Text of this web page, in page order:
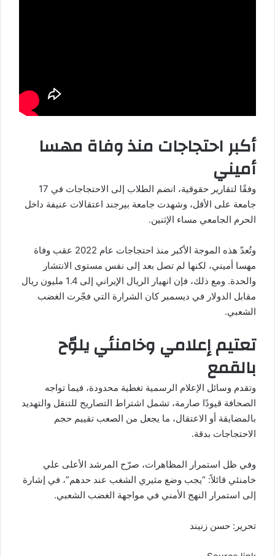
أكبر احتجاجات منذ وفاة مهسا
أميني
وفقًا لتقارير حقوقية، انضم الطلاب إلى الاحتجاجات
جامعة على الأقل، وشهدت جامعة بيرجند اعتقالات عنيفة داخل
الحرم الجامعي مساء الإثنين.
وتُعدّ هذه الموجة
الأكبر منذ احتجاجات عام 2022 عقب وفاة
مهسا أميني، لكنها لم تصل بعد إلى نفس مستوى الانتشار
والحدة. ومع ذلك، فإن انهيار الريال الإيراني إلى 1.4 مليون ريال
مقابل الدولار في ديسمبر كان الشرارة التي فجّرت الغضب
الشعبي.
تعتيم إعلامي وخامنئي يلوّح
بالقمع
وتقدم وسائل الإعلام الرسمية تغطية محدودة، فيما تواجه
الصحافة قيودًا صارمة، تشمل اشتراط التصاريح للتنقل والتهديد
بالمضايقة أو الاعتقال، ما يجعل من الصعب تقييم حجم
الاحتجاجات بدقة.
وفي ظل استمرار المظاهرات، صرّح المرشد الأعلى علي
خامنئي قائلاً: “يجب وضع مثيري الشغب عند حدهم”، في إشارة
إلى استمرار النهج الأمني في مواجهة الغضب الشعبي.
تحرير: حسن زنيند